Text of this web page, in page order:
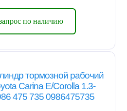
по наличию
тормозной рабочий
Carina E/Corolla 1.3-
475 735 0986475735